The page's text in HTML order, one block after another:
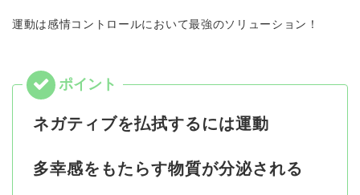
運動は感情コントロールにおいて最強のソリューション！
ネガティブを払拭するには運動
多幸感をもたらす物質が分泌される